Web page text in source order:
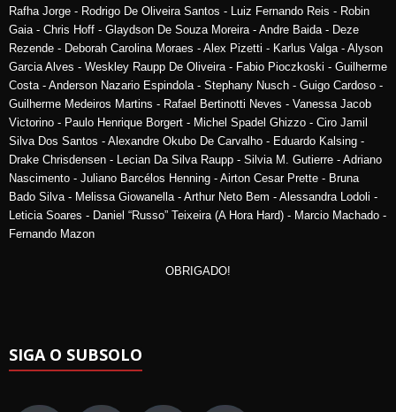
Rafha Jorge - Rodrigo De Oliveira Santos - Luiz Fernando Reis - Robin
Gaia - Chris Hoff - Glaydson De Souza Moreira - Andre Baida - Deze
Rezende - Deborah Carolina Moraes - Alex Pizetti - Karlus Valga - Alyson
Garcia Alves - Weskley Raupp De Oliveira - Fabio Pioczkoski - Guilherme
Costa - Anderson Nazario Espindola - Stephany Nusch - Guigo Cardoso -
Guilherme Medeiros Martins - Rafael Bertinotti Neves - Vanessa Jacob
Victorino - Paulo Henrique Borgert - Michel Spadel Ghizzo - Ciro Jamil
Silva Dos Santos - Alexandre Okubo De Carvalho - Eduardo Kalsing -
Drake Chrisdensen - Lecian Da Silva Raupp - Silvia M. Gutierre - Adriano
Nascimento - Juliano Barcélos Henning - Airton Cesar Prette - Bruna
Bado Silva - Melissa Giowanella - Arthur Neto Bem - Alessandra Lodoli -
Leticia Soares - Daniel “Russo” Teixeira (A Hora Hard) - Marcio Machado -
Fernando Mazon
OBRIGADO!
SIGA O SUBSOLO